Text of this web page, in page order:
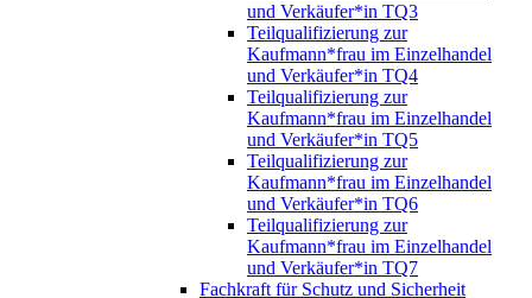
und Verkäufer*in TQ3
Teilqualifizierung zur
Kaufmann*frau im Einzelhandel
und Verkäufer*in TQ4
Teilqualifizierung zur
Kaufmann*frau im Einzelhandel
und Verkäufer*in TQ5
Teilqualifizierung zur
Kaufmann*frau im Einzelhandel
und Verkäufer*in TQ6
Teilqualifizierung zur
Kaufmann*frau im Einzelhandel
und Verkäufer*in TQ7
Fachkraft für Schutz und Sicherheit